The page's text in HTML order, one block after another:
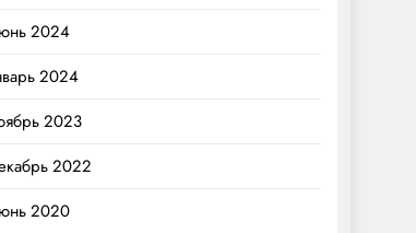
2024
2024
2023
2022
2020